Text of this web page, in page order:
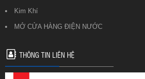
Kim Khí
MỞ CỬA HÀNG ĐIỆN NƯỚC
THÔNG TIN LIÊN HỆ